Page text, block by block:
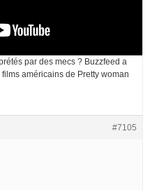
par des mecs ? Buzzfeed a
américains de Pretty woman
#7105